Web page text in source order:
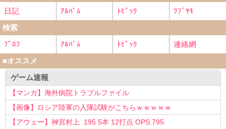
日記
ｱﾙﾊﾞﾑ ﾄﾋﾟｯｸ
ﾂﾌﾞﾔｷ
検索
ﾌﾟﾛﾌ
ｱﾙﾊﾞﾑ ﾄﾋﾟｯｸ
連絡網
■オススメ
ゲーム速報
【マンガ】海外病院トラブルファイル
【画像】ロシア陸軍の入隊試験がこちらｗｗｗｗｗ
【アウェー】神宮村上 .195 5本 12打点 OPS.795